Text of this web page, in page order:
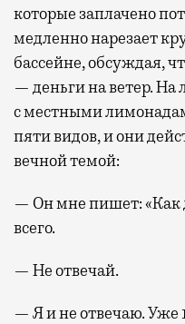
которые заплачено
медленно нарезает
бассейне, обсуждая,
— деньги на ветер. На
с местными
пяти видов, и они
вечной темой:
— Он мне пишет: «Как
всего.
— Не отвечай.
— Я и не отвечаю. Уже